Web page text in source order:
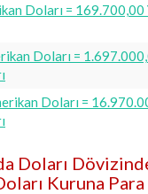
Doları = 169.700,00
Doları =
Doları =
Doları
Kuruna